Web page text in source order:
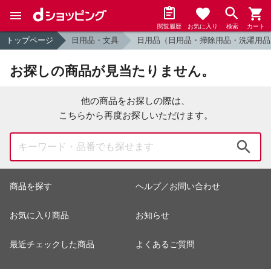
閲覧履歴 お気に入り 検索 カート
トップページ 日用品・文具 日用品（日用品・掃除用品・洗濯用
お探しの商品が見当たりません。
他の商品をお探しの際は、
こちらから再度お探しいただけます。
商品を探す
お気に入り商品
最近チェックした商品
ヘルプ／お問い合わせ
お知らせ
よくあるご質問